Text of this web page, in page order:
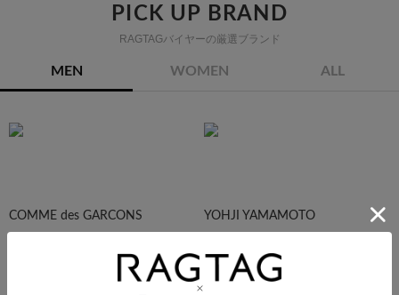
PICK UP BRAND
RAGTAGバイヤーの厳選ブランド
MEN WOMEN ALL
COMME des GARCONS YOHJI YAMAMOTO